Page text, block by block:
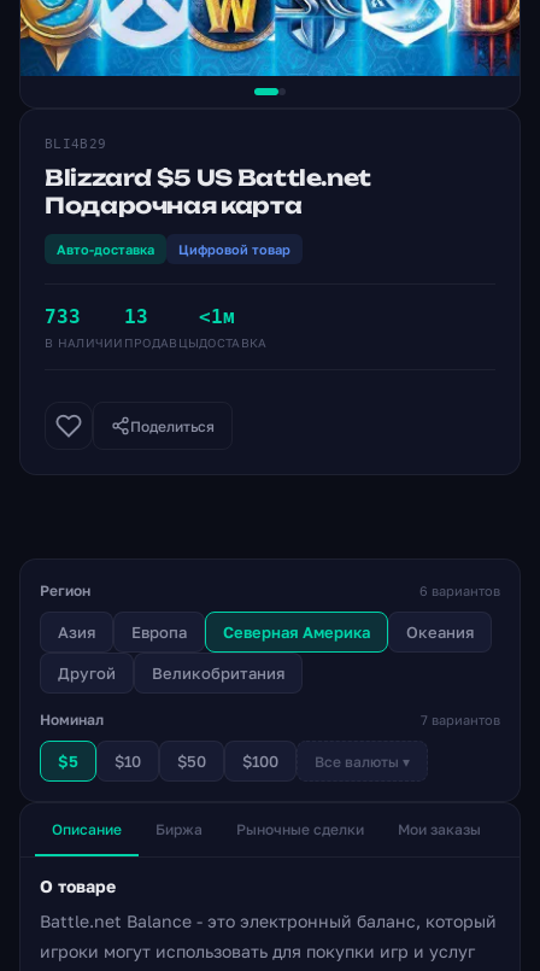
BLI4B29
Blizzard $5 US Battle.net
Подарочная карта
Авто-доставка Цифровой товар
733
В НАЛИЧИИ
13
ПРОДАВЦЫ
<1м
ДОСТАВКА
Поделиться
Регион 6 вариантов
Азия Европа Северная Америка Океания
Другой Великобритания
Номинал 7 вариантов
$5 $10 $50 $100 Все валюты ▾
Описание Биржа Рыночные сделки Мои заказы
О товаре
Battle.net Balance - это электронный баланс, который
игроки могут использовать для покупки игр и услуг